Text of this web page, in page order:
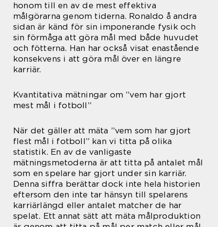
honom till en av de mest effektiva
målgörarna genom tiderna. Ronaldo å andra
sidan är känd för sin imponerande fysik och
sin förmåga att göra mål med både huvudet
och fötterna. Han har också visat enastående
konsekvens i att göra mål över en längre
karriär.
Kvantitativa mätningar om ”vem har gjort
mest mål i fotboll”
När det gäller att mäta ”vem som har gjort
flest mål i fotboll” kan vi titta på olika
statistik. En av de vanligaste
mätningsmetoderna är att titta på antalet mål
som en spelare har gjort under sin karriär.
Denna siffra berättar dock inte hela historien
eftersom den inte tar hänsyn till spelarens
karriärlängd eller antalet matcher de har
spelat. Ett annat sätt att mäta målproduktion